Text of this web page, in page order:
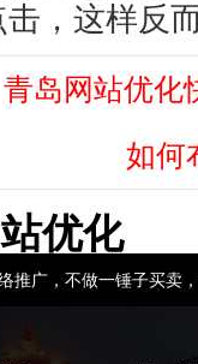
，这样反而
青岛网站优化
如何
优化
推广，不做一锤子买卖